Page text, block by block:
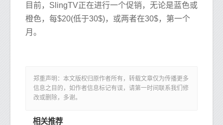
目前，SlingTV正在进行一个促销，无论是蓝色或
橙色，每$20(低于30$)，或两者在30$，第一个
月。
郑重声明：本文版权归原作者所有，转载文章仅为传播更多
信息之目的，如作者信息标记有误，请第一时间联系我们修
改或删除，多谢。
相关推荐